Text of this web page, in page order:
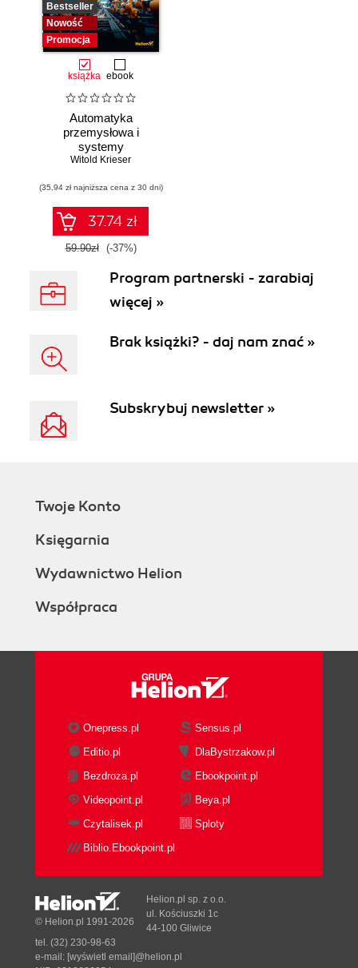
Bestseller
Nowość
Promocja
książka ebook
Automatyka
przemysłowa i
systemy
sterowania w
Witold Krieser
(35,94 zł najniższa cena z 30 dni)
37.74 zł
59.90zł (-37%)
Program partnerski - zarabiaj
więcej »
Brak książki? - daj nam znać »
Subskrybuj newsletter »
Twoje Konto
Księgarnia
Wydawnictwo Helion
Współpraca
Onepress.pl
Sensus.pl
Editio.pl
DlaBystrzakow.pl
Bezdroza.pl
Ebookpoint.pl
Videopoint.pl
Beya.pl
Czytalisek.pl
Sploty
Biblio.Ebookpoint.pl
© Helion.pl 1991-2026
Helion.pl sp. z o.o.
ul. Kościuszki 1c
44-100 Gliwice
tel. (32) 230-98-63
e-mail: [wyświetl email]@helion.pl